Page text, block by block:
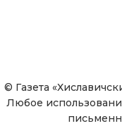
© Газета
Любое